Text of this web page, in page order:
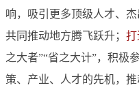
响，吸引更多顶级人才、
共同推动地方腾飞跃升； 打
之大者”“省之大计”，积极
策、产业、人才的先机，